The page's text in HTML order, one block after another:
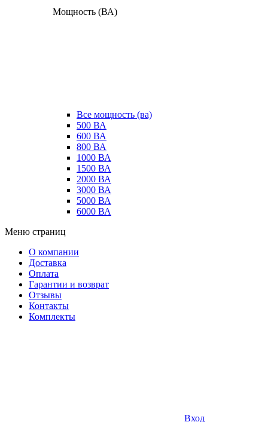
Мощность (ВА)
Все мощность (ва)
500 ВА
600 ВА
800 ВА
1000 ВА
1500 ВА
2000 ВА
3000 ВА
5000 ВА
6000 ВА
Меню страниц
О компании
Доставка
Оплата
Гарантии и возврат
Отзывы
Контакты
Комплекты
Вход